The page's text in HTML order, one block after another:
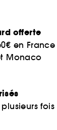
offerte
en France
Monaco
fois